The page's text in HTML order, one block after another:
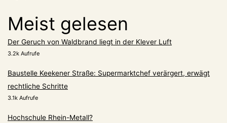
Meist gelesen
Der Geruch von Waldbrand liegt in der Klever Luft
3.2k Aufrufe
Baustelle Keekener Straße: Supermarktchef verärgert, erwägt
rechtliche Schritte
3.1k Aufrufe
Hochschule Rhein-Metall?